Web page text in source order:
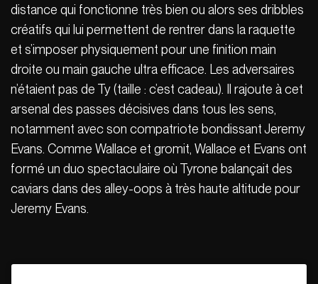
distance qui fonctionne très bien ou alors ses dribbles
créatifs qui lui permettent de rentrer dans la raquette
et s’imposer physiquement pour une finition main
droite ou main gauche ultra efficace. Les adversaires
n’étaient pas de Ty (taille : c’est cadeau). Il rajoute à cet
arsenal des passes décisives dans tous les sens,
notamment avec son compatriote bondissant Jeremy
Evans. Comme Wallace et gromit, Wallace et Evans ont
formé un duo spectaculaire où Tyrone balançait des
caviars dans des alley-oops à très haute altitude pour
Jeremy Evans.